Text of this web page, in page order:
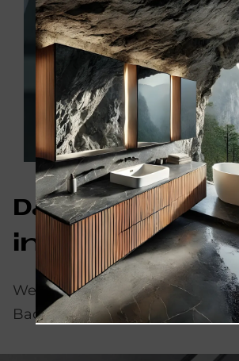
Das könnte
interessieren
Weitere Informationen zum
Badrenovierung finden Sie